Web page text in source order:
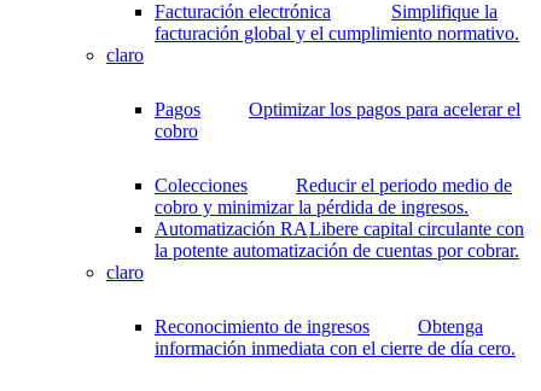
Facturación electrónica
Simplifique la
facturación global y el cumplimiento normativo.
claro
Pagos
Optimizar los pagos para acelerar el
cobro
Colecciones
Reducir el periodo medio de
cobro y minimizar la pérdida de ingresos.
Automatización RALibere capital circulante con
la potente automatización de cuentas por cobrar.
claro
Reconocimiento de ingresos
Obtenga
información inmediata con el cierre de día cero.